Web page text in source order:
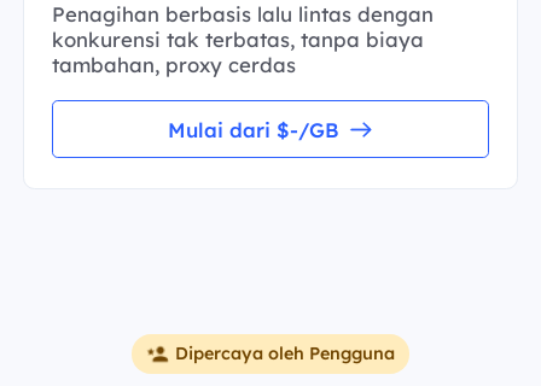
Penagihan berbasis lalu lintas dengan
konkurensi tak terbatas, tanpa biaya
tambahan, proxy cerdas
Mulai dari $-/GB
Dipercaya oleh Pengguna